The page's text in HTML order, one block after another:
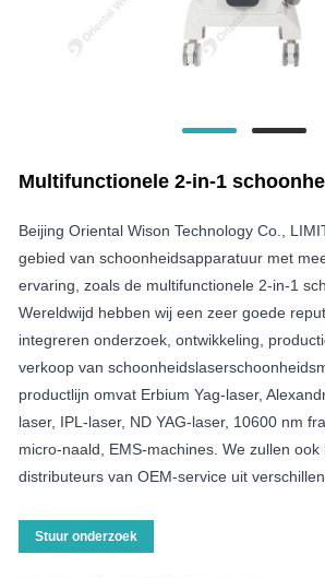
Multifunctionele 2-in-1
Beijing Oriental Wison Technology Co.,
gebied van schoonheidsapparatuur met
ervaring, zoals de multifunctionele 2-in-1
Wereldwijd hebben wij een zeer goede
integreren onderzoek, ontwikkeling,
verkoop van
productlijn omvat Erbium Yag-laser,
laser, IPL-laser, ND YAG-laser, 10600 nm
micro-naald, EMS-machines. We zullen ook
distributeurs van OEM-service uit
Stuur onderzoek